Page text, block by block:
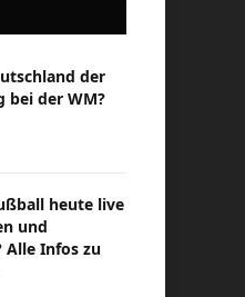
der
bei der WM?
heute live
und
Alle Infos zu